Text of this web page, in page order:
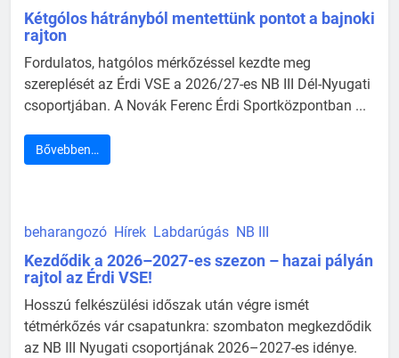
Kétgólos hátrányból mentettünk pontot a bajnoki
rajton
Fordulatos, hatgólos mérkőzéssel kezdte meg
szereplését az Érdi VSE a 2026/27-es NB III Dél-Nyugati
csoportjában. A Novák Ferenc Érdi Sportközpontban ...
Bővebben…
beharangozó Hírek Labdarúgás NB III
Kezdődik a 2026–2027-es szezon – hazai pályán
rajtol az Érdi VSE!
Hosszú felkészülési időszak után végre ismét
tétmérkőzés vár csapatunkra: szombaton megkezdődik
az NB III Nyugati csoportjának 2026–2027-es idénye.